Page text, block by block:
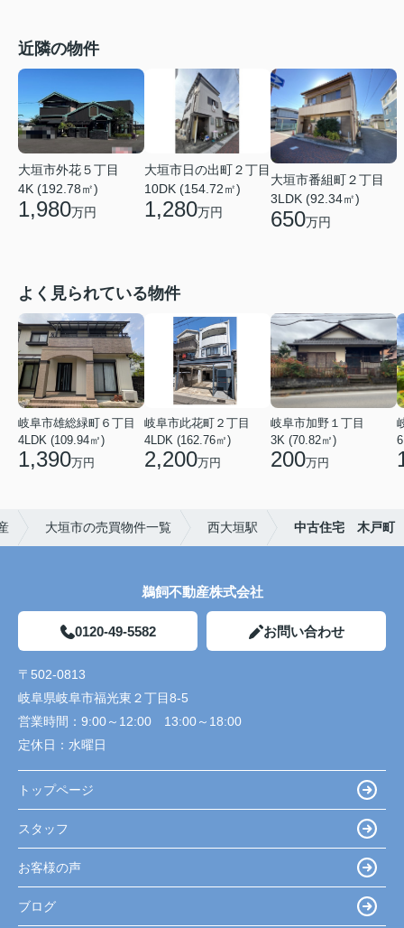
近隣の物件
大垣市外花５丁目
4K (192.78㎡)
1,980万円
大垣市日の出町２丁目
10DK (154.72㎡)
1,280万円
大垣市番組町２丁目
3LDK (92.34㎡)
650万円
よく見られている物件
岐阜市雄総緑町６丁目
4LDK (109.94㎡)
1,390万円
岐阜市此花町２丁目
4LDK (162.76㎡)
2,200万円
岐阜市加野１丁目
3K (70.82㎡)
200万円
大垣市の売買物件一覧 西大垣駅 中古住宅 木戸町
鵜飼不動産株式会社
0120-49-5582 お問い合わせ
〒502-0813
岐阜県岐阜市福光東２丁目8-5
営業時間： 9:00～12:00 13:00～18:00
定休日： 水曜日
トップページ
スタッフ
お客様の声
ブログ